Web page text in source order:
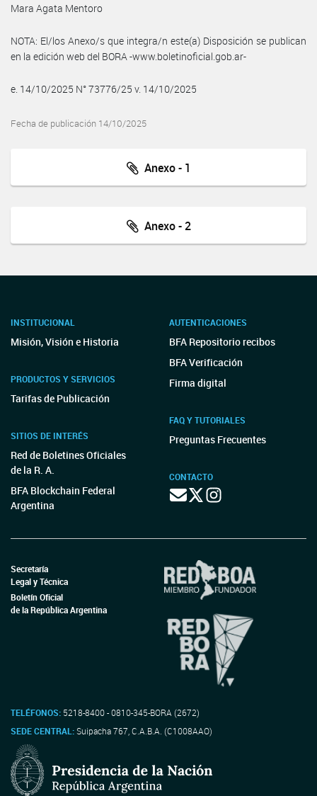
Mara Agata Mentoro
NOTA: El/los Anexo/s que integra/n este(a) Disposición se publican
en la edición web del BORA -www.boletinoficial.gob.ar-
e. 14/10/2025 N° 73776/25 v. 14/10/2025
Fecha de publicación 14/10/2025
Anexo - 1
Anexo - 2
INSTITUCIONAL
Misión, Visión e Historia
PRODUCTOS Y SERVICIOS
Tarifas de Publicación
SITIOS DE INTERÉS
Red de Boletines Oficiales
de la R. A.
BFA Blockchain Federal
Argentina
AUTENTICACIONES
BFA Repositorio recibos
BFA Verificación
Firma digital
FAQ Y TUTORIALES
Preguntas Frecuentes
CONTACTO
Secretaría
Legal y Técnica
Boletín Oficial
de la República Argentina
TELÉFONOS: 5218-8400 - 0810-345-BORA (2672)
SEDE CENTRAL:Suipacha 767, C.A.B.A. (C1008AAO)